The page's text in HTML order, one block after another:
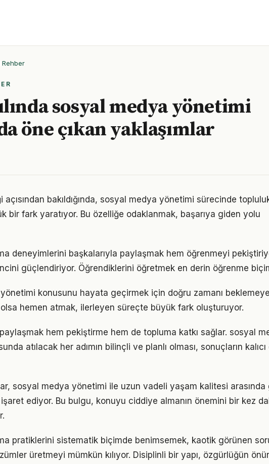
sosyal medya yönetimi
öne çıkan yaklaşımlar
açısından bakıldığında, sosyal medya yönetimi sürecinde
bir fark yaratıyor. Bu özelliğe odaklanmak, başarıya giden yolu
deneyimlerini başkalarıyla paylaşmak hem öğrenmeyi
güçlendiriyor. Öğrendiklerini öğretmek en derin öğrenme
konusunu hayata geçirmek için doğru zamanı
hemen atmak, ilerleyen süreçte büyük fark oluşturuyor.
hem pekiştirme hem de topluma katkı sağlar. sosyal
atılacak her adımın bilinçli ve planlı olması, sonuçların kalıcı
sosyal medya yönetimi ile uzun vadeli yaşam kalitesi
ediyor. Bu bulgu, konuyu ciddiye almanın önemini bir kez
pratiklerini sistematik biçimde benimsemek, kaotik görünen
üretmeyi mümkün kılıyor. Disiplinli bir yapı, özgürlüğün